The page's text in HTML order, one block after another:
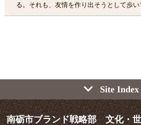
る。それも、友情を作り出そうとして歩い
Site Index
南砺市ブランド戦略部 文化・